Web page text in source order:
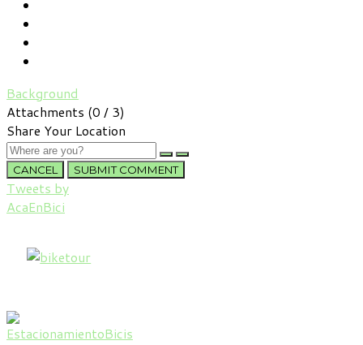
Background
Attachments (0 / 3)
Share Your Location
CANCEL SUBMIT COMMENT
Tweets by
AcaEnBici